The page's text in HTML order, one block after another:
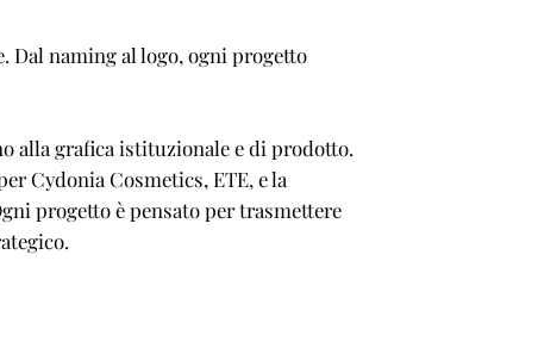
Dal naming al logo, ogni progetto
alla grafica istituzionale e di prodotto.
Cydonia Cosmetics, ETE, e la
progetto è pensato per trasmettere